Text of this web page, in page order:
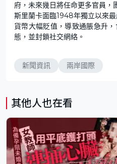
府，未來幾日將任命更多官員，
斯里蘭卡面臨1948年獨立以來
貨幣大幅貶值，導致通脹急升
態，並封鎖社交網絡。
新聞資訊 兩岸國際
其他人也在看